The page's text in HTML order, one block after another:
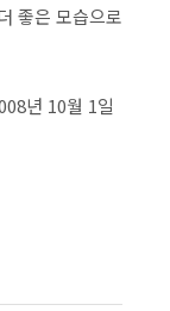
좋은 모습으로
년 10월 1일